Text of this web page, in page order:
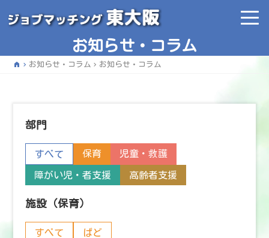
お知らせ・コラム
home お知らせ・コラム お知らせ・コラム
部門
すべて 保育 児童・救護
障がい児・者支援 高齢者支援
施設（保育）
すべて ぱど